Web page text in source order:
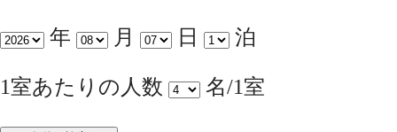
年 月 日 泊
1室あたりの人数 名/1室